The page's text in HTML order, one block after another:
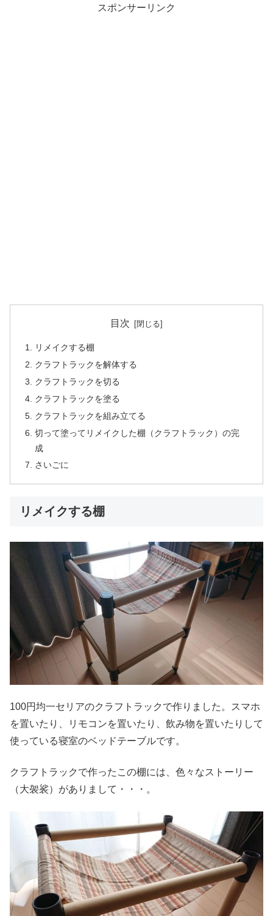
スポンサーリンク
目次
リメイクする棚
クラフトラックを解体する
クラフトラックを切る
クラフトラックを塗る
クラフトラックを組み立てる
切って塗ってリメイクした棚（クラフトラック）の完
成
さいごに
リメイクする棚
100円均一セリアのクラフトラックで作りました。スマホ
を置いたり、リモコンを置いたり、飲み物を置いたりして
使っている寝室のベッドテーブルです。
クラフトラックで作ったこの棚には、色々なストーリー
（大袈裟）がありまして・・・。